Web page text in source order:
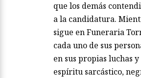
que los demás
a la candidatura.
sigue en Funeraria
cada uno de sus
en sus propias luchas
espíritu sarcástico,